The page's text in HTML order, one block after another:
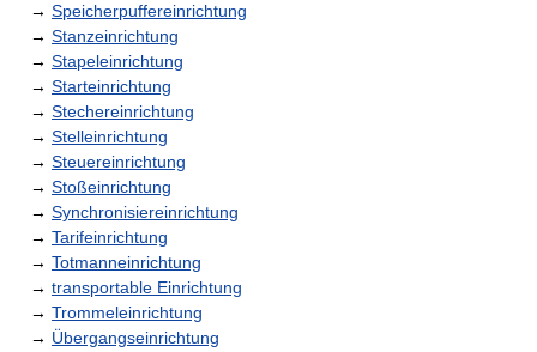
→ Speicherpuffereinrichtung
→ Stanzeinrichtung
→ Stapeleinrichtung
→ Starteinrichtung
→ Stechereinrichtung
→ Stelleinrichtung
→ Steuereinrichtung
→ Stoßeinrichtung
→ Synchronisiereinrichtung
→ Tarifeinrichtung
→ Totmanneinrichtung
→ transportable Einrichtung
→ Trommeleinrichtung
→ Übergangseinrichtung